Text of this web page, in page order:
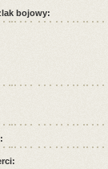
bojowy: